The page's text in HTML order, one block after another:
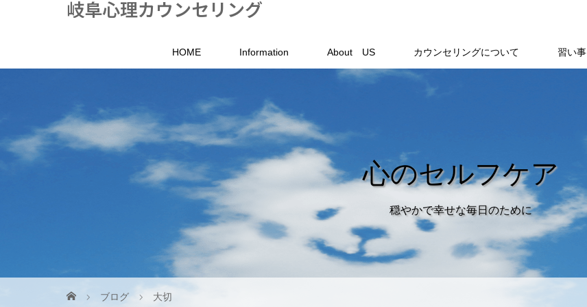
岐阜心理カウンセリング
HOME Information About US カウンセリングについて 習い事
心のセルフケア
穏やかで幸せな毎日のために
ブログ 大切